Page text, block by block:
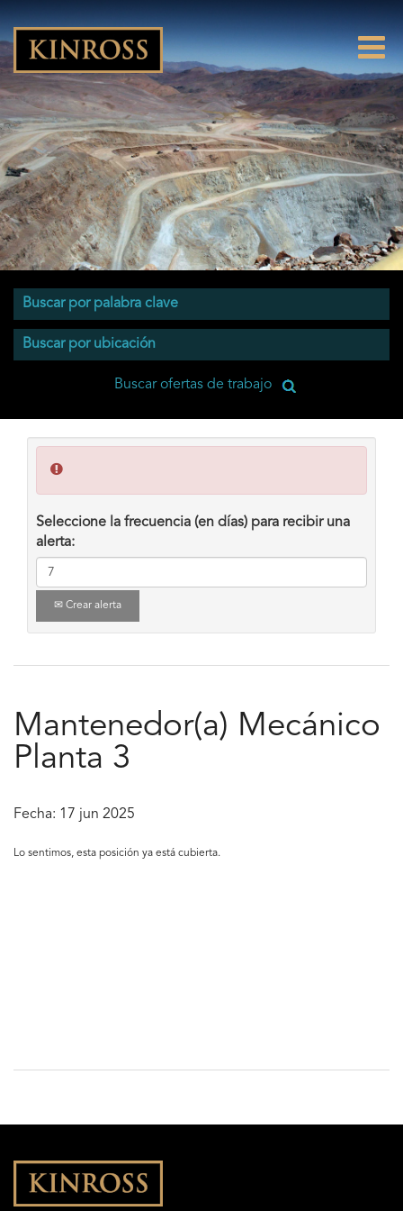
Seleccione la frecuencia (en días) para recibir una
alerta:
Crear alerta
Mantenedor(a) Mecánico
Planta 3
Fecha: 17 jun 2025
Lo sentimos, esta posición ya está cubierta.